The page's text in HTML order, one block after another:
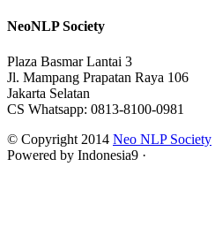
NeoNLP Society
Plaza Basmar Lantai 3
Jl. Mampang Prapatan Raya 106
Jakarta Selatan
CS Whatsapp: 0813-8100-0981
© Copyright 2014 Neo NLP Society
Powered by Indonesia9 ·